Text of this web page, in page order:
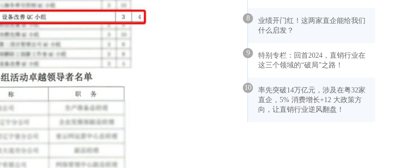
8
业绩开门红！这两家直企能给我们
什么启发？
9
特别专栏：回首2024，直销行业在
这三个领域的“破局”之路！
10
率先突破14万亿元，涉及在粤32家
直企，5% 消费增长+12 大政策方
向，让直销行业逆风翻盘！